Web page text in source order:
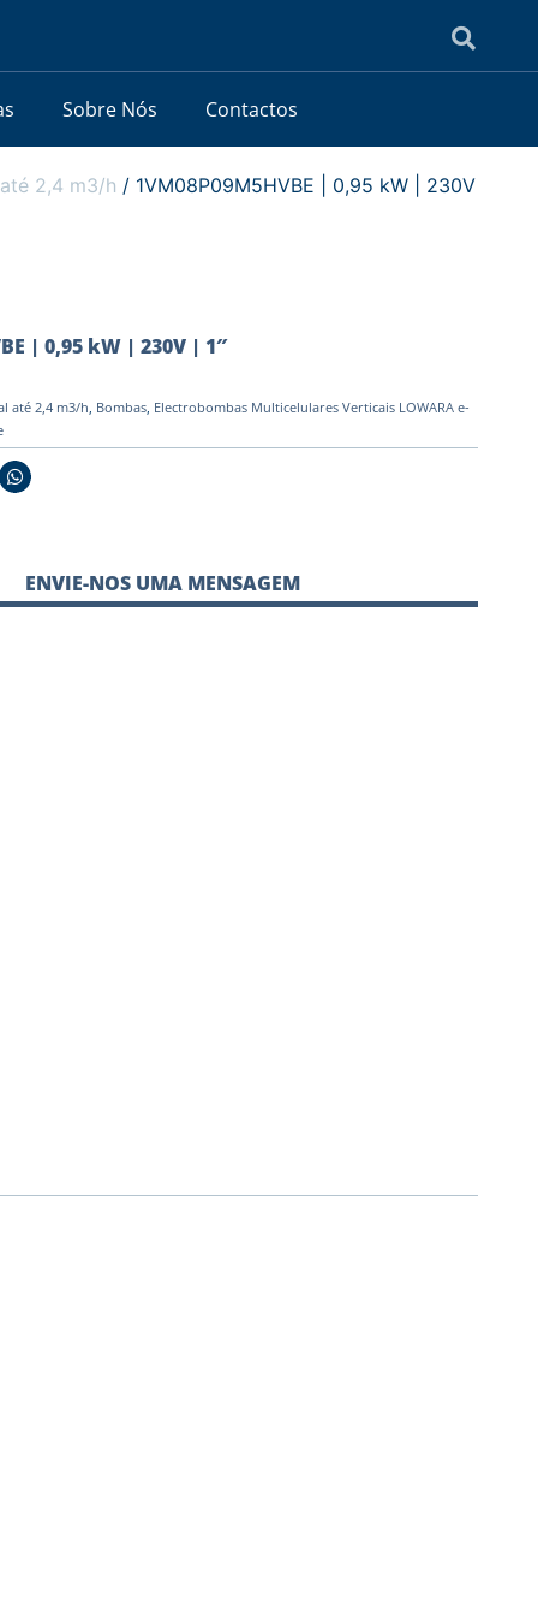
Sobre Nós Contactos
2,4 m3/h / 1VM08P09M5HVBE | 0,95 kW | 230V
| 0,95 kW | 230V | 1″
até 2,4 m3/h Bombas, Electrobombas Multicelulares Verticais LOWARA e-
ENVIE-NOS UMA MENSAGEM